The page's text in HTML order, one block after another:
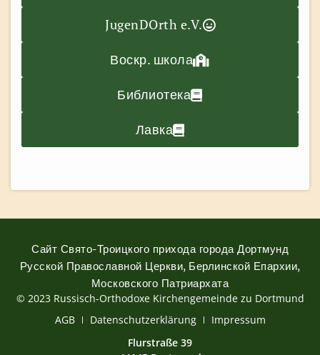
JugenDOrth e.V.
Воскр. школа
Библиотека
Лавка
Сайт Свято-Троицкого прихода города Дортмунд
Русской Православной Церкви, Берлинской Епархии,
Московского Патриархата
© 2023 Russisch-Orthodoxe Kirchengemeinde zu Dortmund
АGB
Datenschutzerklärung
Impressum
Flurstraße 39